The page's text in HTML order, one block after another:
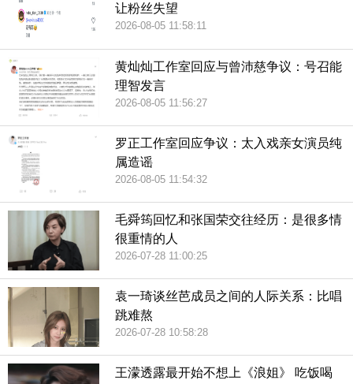
让粉丝失望
2026-08-05 11:58:11
黄灿灿工作室回应与曾沛慈争议：号召能
理智发言
2026-08-05 11:56:27
罗正工作室回应争议：太入戏亲女演员纯
属造谣
2026-08-05 11:54:32
毛舜筠回忆和张国荣交往经历：是很多情
很重情的人
2026-07-28 11:00:25
袁一琦谈丝芭成员之间的人际关系：比唱
跳难熬
2026-07-28 10:58:28
王濛透露最开始不想上《浪姐》 吃饭喝